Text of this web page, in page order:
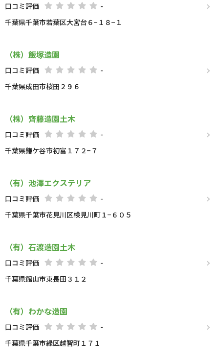
口コミ評価
-
千葉県千葉市若葉区大宮台６−１８−１
（株）飯塚造園
口コミ評価
-
千葉県成田市桜田２９６
（株）齊藤造園土木
口コミ評価
-
千葉県鎌ケ谷市初富１７２−７
（有）池澤エクステリア
口コミ評価
-
千葉県千葉市花見川区検見川町１−６０５
（有）石渡造園土木
口コミ評価
-
千葉県館山市東長田３１２
（有）わかな造園
口コミ評価
-
千葉県千葉市緑区越智町１７１